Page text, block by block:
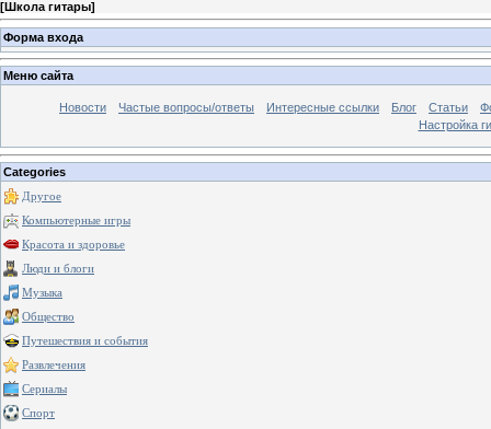
[Школа гитары]
Форма входа
Меню сайта
Новости Частые вопросы/ответы Интересные ссылки Блог Статьи
Настройка
Categories
Другое
Компьютерные игры
Красота и здоровье
Люди и блоги
Музыка
Общество
Путешествия и события
Развлечения
Сериалы
Спорт